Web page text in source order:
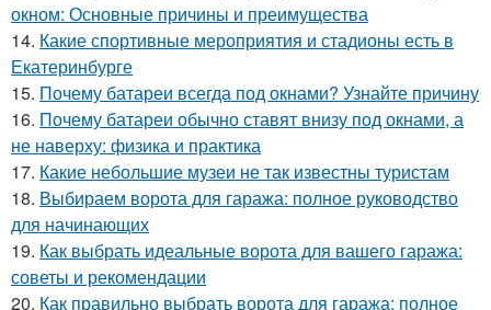
окном: Основные причины и преимущества
14. Какие спортивные мероприятия и стадионы есть в
Екатеринбурге
15. Почему батареи всегда под окнами? Узнайте причину
16. Почему батареи обычно ставят внизу под окнами, а
не наверху: физика и практика
17. Какие небольшие музеи не так известны туристам
18. Выбираем ворота для гаража: полное руководство
для начинающих
19. Как выбрать идеальные ворота для вашего гаража:
советы и рекомендации
20. Как правильно выбрать ворота для гаража: полное